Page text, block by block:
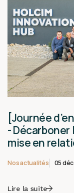
[Journée
-
mise en
Nos actualités 05
Lire la suite